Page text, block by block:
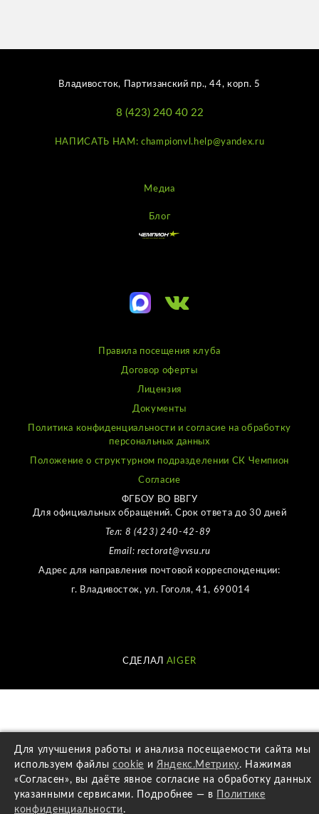
Для улучшения работы и анализа посещаемости сайта мы
используем файлыcookie и Яндекс.Метрику. Нажимая
«Согласен», вы даёте явное согласие на обработку данных
указанными сервисами. Подробнее — в
Политике
конфиденциальности .
Владивосток, Партизанский пр., 44, корп. 5
8 (423) 240 40 22
НАПИСАТЬ НАМ: championvl.help@yandex.ru
Медиа
Блог
Правила посещения клуба
Договор оферты
Лицензия
Документы
Политика конфиденциальности и согласие на обработку
персональных данных
Положение о структурном подразделении СК Чемпион
Согласие
ФГБОУ ВО ВВГУ
Для официальных обращений. Срок ответа до 30 дней
Тел: 8 (423) 240-42-89
Email: rectorat@vvsu.ru
Адрес для направления почтовой корреспонденции:
г. Владивосток, ул. Гоголя, 41, 690014
СДЕЛАЛ AIGER